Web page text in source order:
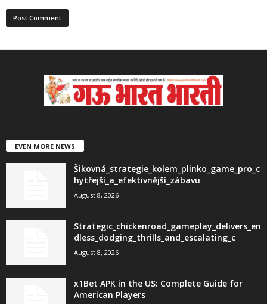
EVEN MORE NEWS
Šikovná_strategie_kolem_plinko_game_pro_c
hytřejší_a_efektivnější_zábavu
August 8, 2026
Strategic_chickenroad_gameplay_delivers_en
dless_dodging_thrills_and_escalating_c
August 8, 2026
x1Bet APK in the US: Complete Guide for
American Players